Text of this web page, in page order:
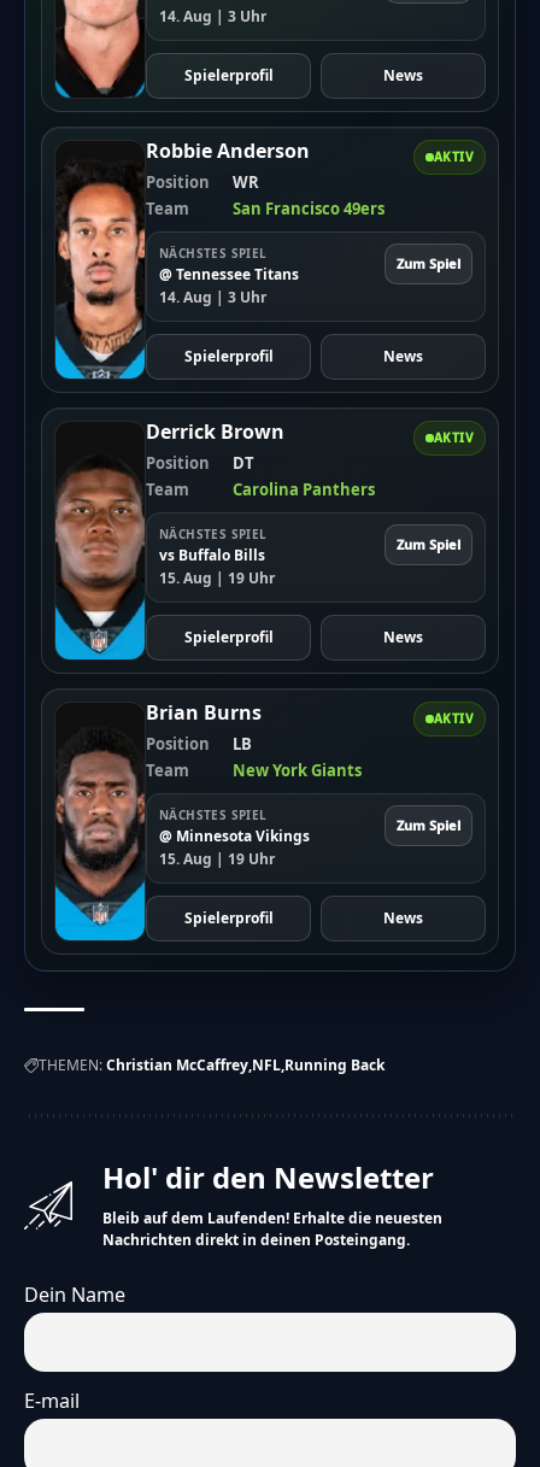
14. Aug | 3 Uhr
Spielerprofil News
AKTIV
Robbie Anderson
Position
WR
Team
San Francisco 49ers
NÄCHSTES SPIEL
@ Tennessee Titans
14. Aug | 3 Uhr
Zum Spiel
Spielerprofil News
AKTIV
Derrick Brown
Position
DT
Team
Carolina Panthers
NÄCHSTES SPIEL
vs Buffalo Bills
15. Aug | 19 Uhr
Zum Spiel
Spielerprofil News
AKTIV
Brian Burns
Position
LB
Team
New York Giants
NÄCHSTES SPIEL
@ Minnesota Vikings
15. Aug | 19 Uhr
Zum Spiel
Spielerprofil News
THEMEN:Christian McCaffrey NFL Running Back
Hol' dir den Newsletter
Bleib auf dem Laufenden! Erhalte die neuesten
Nachrichten direkt in deinen Posteingang.
Dein Name
E-mail